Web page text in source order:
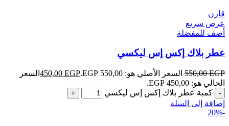
قارن
عرض سريع
أضف للمفضلة
عطر بلاك إكس إس ليكسي
550,00EGP السعر الأصلي هو: 550,00 EGP. 450,00 EGP
السعر
الحالي هو: 450,00 EGP.
كمية عطر بلاك إكس إس ليكسي
إضافة إلى السلة
-20%